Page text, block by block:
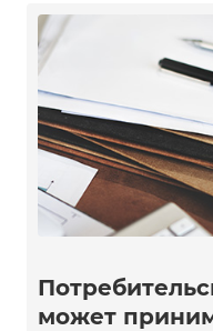
может